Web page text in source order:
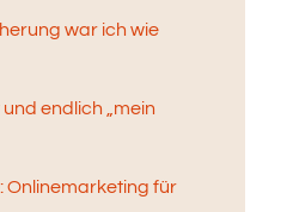
war ich wie
endlich „mein
Onlinemarketing für